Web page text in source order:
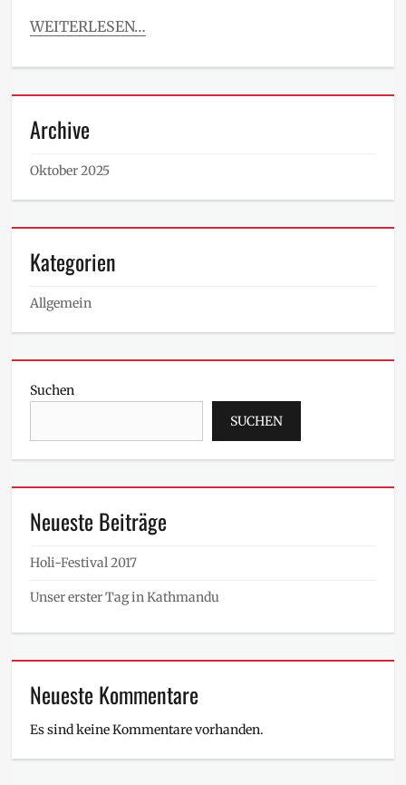
WEITERLESEN…
Archive
Oktober 2025
Kategorien
Allgemein
Suchen
SUCHEN
Neueste Beiträge
Holi-Festival 2017
Unser erster Tag in Kathmandu
Neueste Kommentare
Es sind keine Kommentare vorhanden.